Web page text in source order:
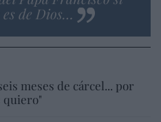
de Dios…
meses de cárcel... por
quiero"